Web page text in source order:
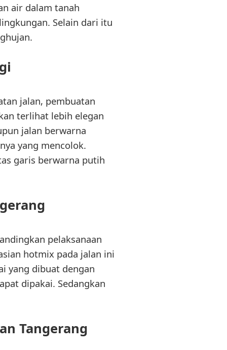
air dalam tanah
Selain dari itu
jalan, pembuatan
terlihat lebih elegan
jalan berwarna
yang mencolok.
garis berwarna putih
pelaksanaan
hotmix pada jalan ini
yang dibuat dengan
dipakai. Sedangkan
Tangerang